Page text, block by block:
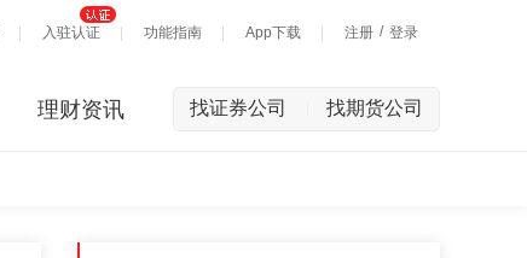
入驻认证 功能指南 App下载 注册 / 登录
理财资讯 找证券公司 找期货公司